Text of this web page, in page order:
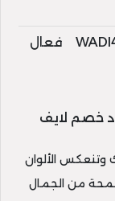
فعال
خصم لايف
الألوان
من الجمال